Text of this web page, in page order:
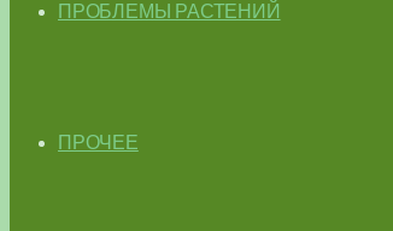
ПРОБЛЕМЫ РАСТЕНИЙ
ПРОЧЕЕ